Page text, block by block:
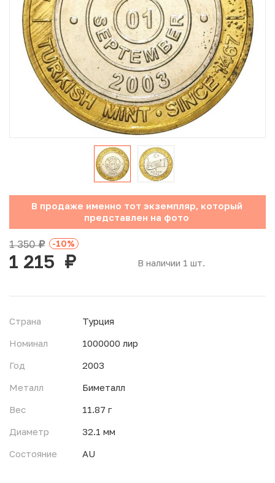
Юбилейные монеты Банка России (с 1999 года)
Памятные и инвестиционные монеты СССР и России
Иностранные монеты
Неофициальные выпуски монет (Unusual)
Античные и средневековые монеты
В продаже именно тот экземпляр, который
представлен на фото
В наличии 1 шт.
1 350руб. -10%
1 215 руб.
Страна
Турция
Номинал
1000000 лир
Год
2003
Металл
Биметалл
Вес
11.87 г
Диаметр
32.1 мм
Состояние
AU